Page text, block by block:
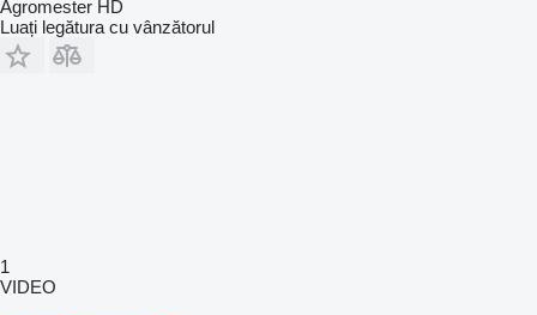
Agromester HD
Luați legătura cu vânzătorul
1
VIDEO